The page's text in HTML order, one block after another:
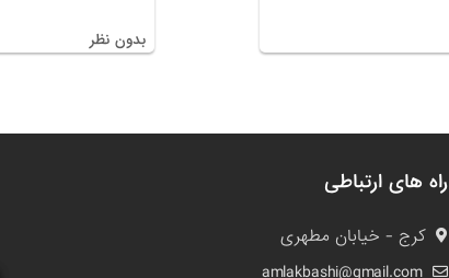
بدون نظر
راه های ارتباطی
کرج - خیابان مطهری
amlakbashi@gmail.com